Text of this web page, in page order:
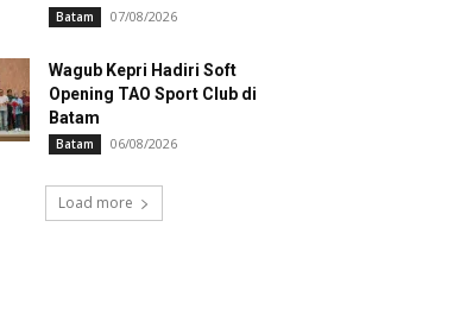
Batam 07/08/2026
Wagub Kepri Hadiri Soft
Opening TAO Sport Club di
Batam
Batam 06/08/2026
Load more